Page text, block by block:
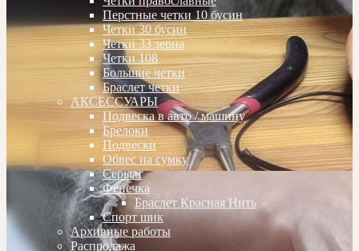
Перстные четки 10 бусин
Четки 30 бусин
Четки 33 зерна
Четки 108
Большие четки
Браслет четки
АКСЕССУАРЫ
Подвеска в авто / машину
Брелоки
Подвески
Обвес на сумку
Серьги
Фенечка
Браслет Красная Нить
Спорт шик
Архивные работы
Распродажа